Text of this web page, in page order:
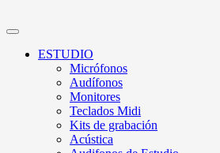
ESTUDIO
Micrófonos
Audífonos
Monitores
Teclados Midi
Kits de grabación
Acústica